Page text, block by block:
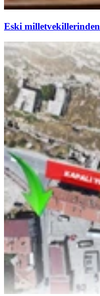
Eski milletvekillerinden